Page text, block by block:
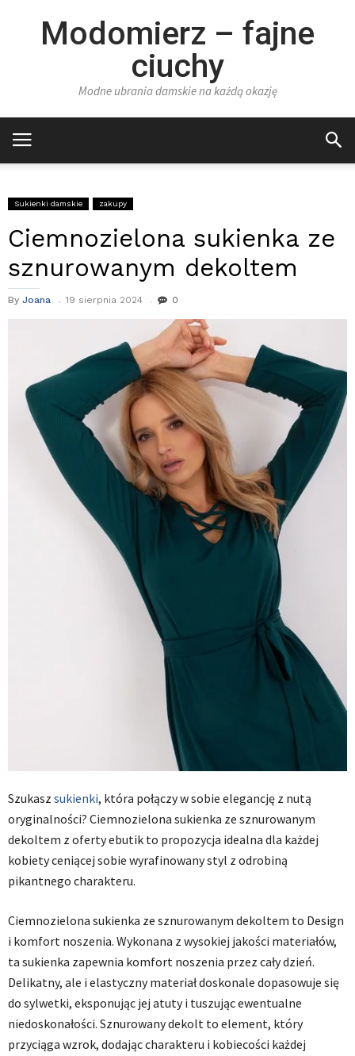
Modomierz – fajne
ciuchy
Modne ubrania damskie na każdą okazję
Sukienki damskie zakupy
Ciemnozielona sukienka ze
sznurowanym dekoltem
By Joana 19 sierpnia 2024 0
Szukasz sukienki, która połączy w sobie elegancję z nutą
oryginalności? Ciemnozielona sukienka ze sznurowanym
dekoltem z oferty ebutik to propozycja idealna dla każdej
kobiety ceniącej sobie wyrafinowany styl z odrobiną
pikantnego charakteru.
Ciemnozielona sukienka ze sznurowanym dekoltem to Design
i komfort noszenia. Wykonana z wysokiej jakości materiałów,
ta sukienka zapewnia komfort noszenia przez cały dzień.
Delikatny, ale i elastyczny materiał doskonale dopasowuje się
do sylwetki, eksponując jej atuty i tuszując ewentualne
niedoskonałości. Sznurowany dekolt to element, który
przyciąga wzrok, dodając charakteru i kobiecości każdej